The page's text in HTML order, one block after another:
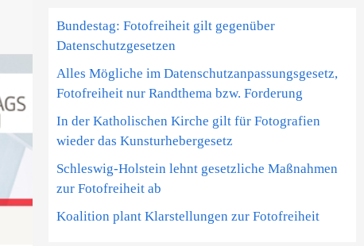
Bundestag: Fotofreiheit gilt gegenüber
Datenschutzgesetzen
Alles Mögliche im Datenschutzanpassungsgesetz,
Fotofreiheit nur Randthema bzw. Forderung
In der Katholischen Kirche gilt für Fotografien
wieder das Kunsturhebergesetz
Schleswig-Holstein lehnt gesetzliche Maßnahmen
zur Fotofreiheit ab
Koalition plant Klarstellungen zur Fotofreiheit